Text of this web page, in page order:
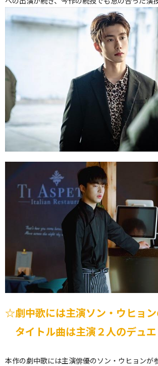
☆劇中歌には主演ソン・ウヒョン
タイトル曲は主演２人のデュエ
本作の劇中歌には主演俳優のソン・ウヒョンが